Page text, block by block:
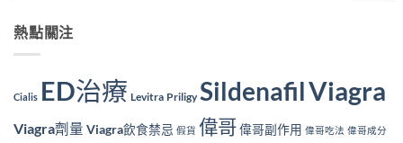
熱點關注
Cialis ED治療 Levitra Priligy SildenafilViagra
Viagra劑量 Viagra飲食禁忌 假貨 偉哥偉哥副作用 偉哥吃法 偉哥成分